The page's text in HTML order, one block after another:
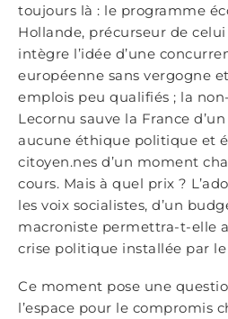
toujours là : le programme
Hollande, précurseur de
intègre l’idée d’une
européenne sans vergogne
emplois peu qualifiés ; la
Lecornu sauve la France
aucune éthique politique et
citoyen.nes d’un moment
cours. Mais à quel prix ?
les voix socialistes, d’un
macroniste permettra-t-elle
crise politique installée par
Ce moment pose une
l’espace pour le compromis